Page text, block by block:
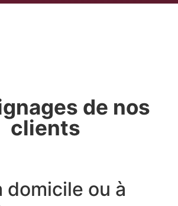
de nos
clients
domicile ou à